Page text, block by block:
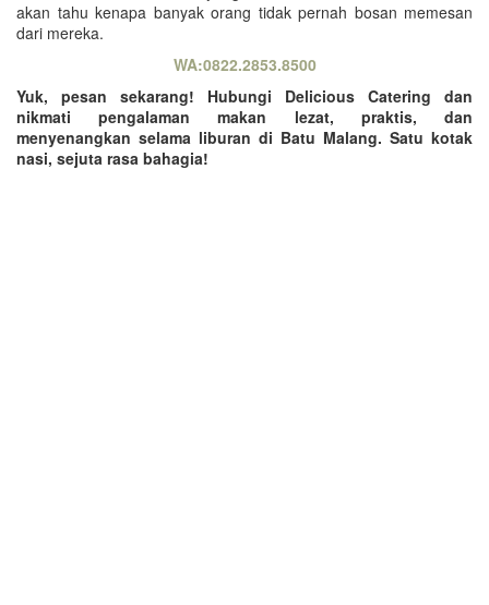
akan tahu kenapa banyak orang tidak pernah bosan memesan
dari mereka.
WA:0822.2853.8500
Yuk, pesan sekarang! Hubungi Delicious Catering dan
nikmati pengalaman makan lezat, praktis, dan
menyenangkan selama liburan di Batu Malang. Satu kotak
nasi, sejuta rasa bahagia!